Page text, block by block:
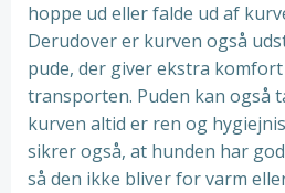
hoppe ud eller falde ud af
Derudover er kurven også
pude, der giver ekstra
transporten. Puden kan også
kurven altid er ren og
sikrer også, at hunden har
så den ikke bliver for varm